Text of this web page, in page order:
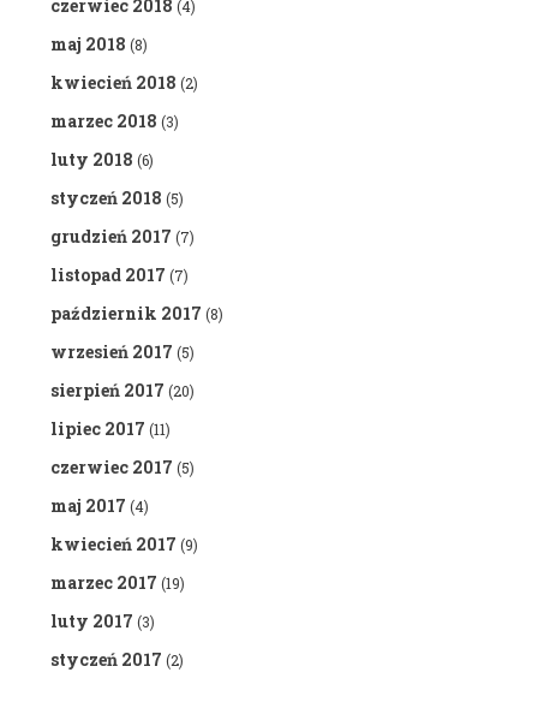
czerwiec 2018 (4)
maj 2018 (8)
kwiecień 2018 (2)
marzec 2018 (3)
luty 2018 (6)
styczeń 2018 (5)
grudzień 2017 (7)
listopad 2017 (7)
październik 2017 (8)
wrzesień 2017 (5)
sierpień 2017 (20)
lipiec 2017 (11)
czerwiec 2017 (5)
maj 2017 (4)
kwiecień 2017 (9)
marzec 2017 (19)
luty 2017 (3)
styczeń 2017 (2)